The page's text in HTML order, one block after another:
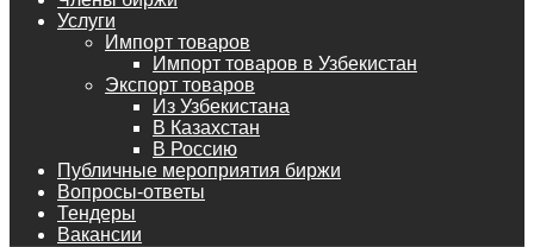
Услуги
Импорт товаров
Импорт товаров в Узбекистан
Экспорт товаров
Из Узбекистана
В Казахстан
В Россию
Публичные мероприятия биржи
Вопросы-ответы
Тендеры
Вакансии